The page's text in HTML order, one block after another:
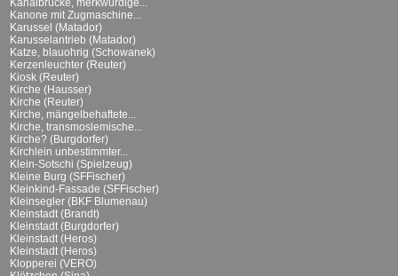
Kanalbrücke, merkwürdige...
Kanone mit Zugmaschine...
Karussel (Matador)
Karusselantrieb (Matador)
Katze, blauohrig (Schowanek)
Kerzenleuchter (Reuter)
Kiosk (Reuter)
Kirche (Hausser)
Kirche (Reuter)
Kirche, mängelbehaftete...
Kirche, transmoslemische...
Kirche? (Burgdorfer)
Kirchlein unbestimmter...
Klein-Sotschi (Spielzeug)
Kleine Burg (SFFischer)
Kleinkind-Fassade (SFFischer)
Kleinsegler (BKF Blumenau)
Kleinstadt (Brandt)
Kleinstadt (Burgdorfer)
Kleinstadt (Heros)
Kleinstadt (Heros)
Klopperei (VERO)